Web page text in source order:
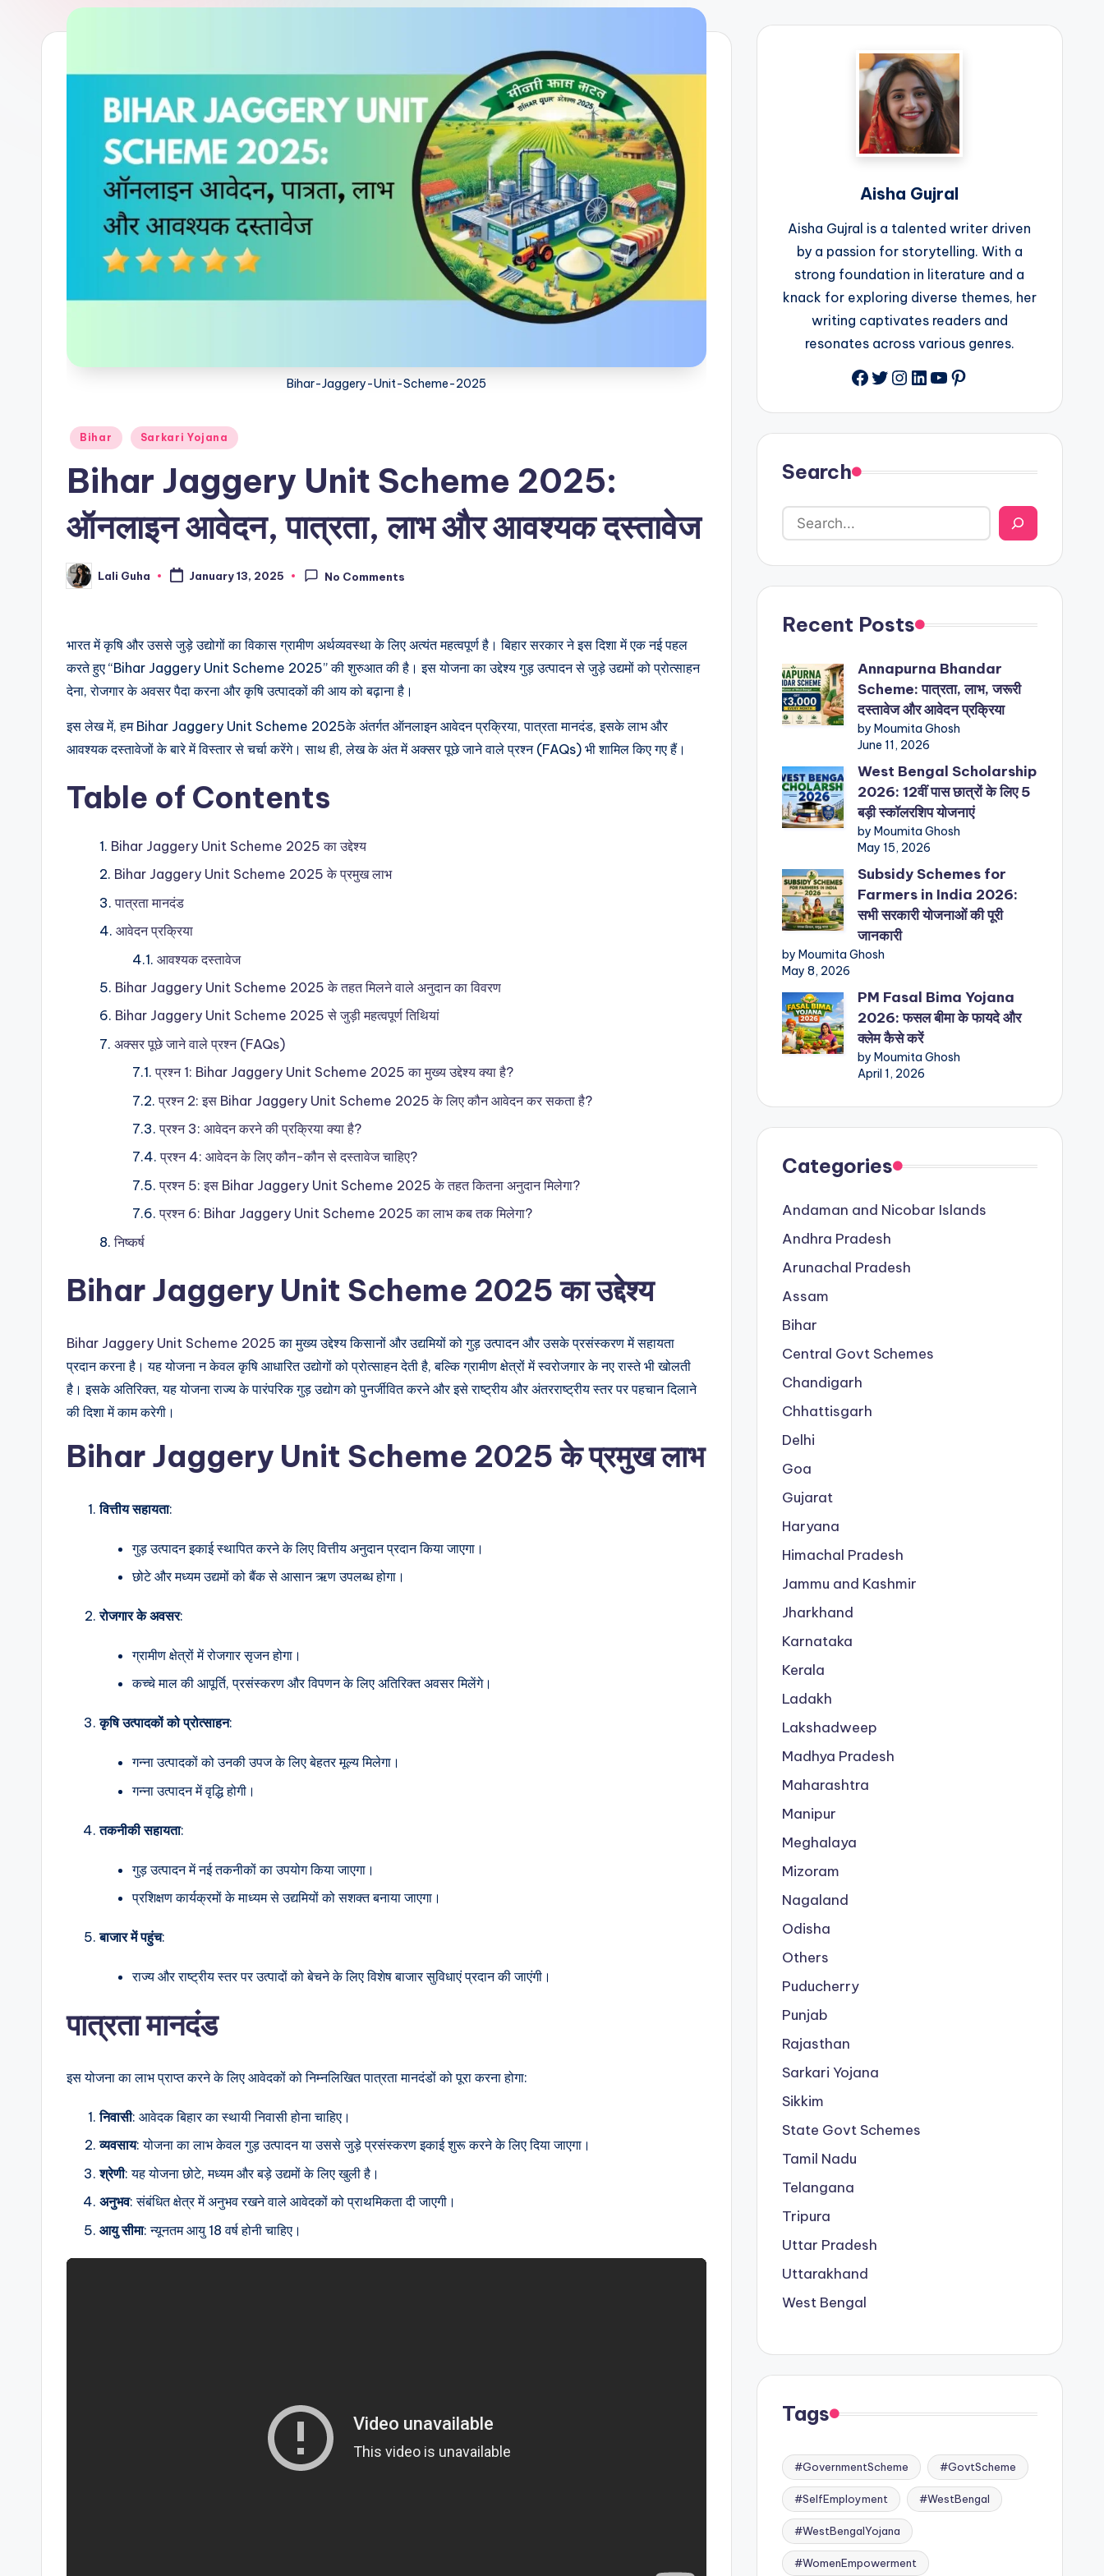
Bihar-Jaggery-Unit-Scheme-2025
Posted
Bihar Sarkari Yojana
Bihar Jaggery Unit Scheme 2025:
ऑनलाइन आवेदन, पात्रता, लाभ और आवश्यक दस्तावेज
Posted
by
Lali Guha January 13, 2025 No Comments
भारत में कृषि और उससे जुड़े उद्योगों का विकास ग्रामीण अर्थव्यवस्था के लिए अत्यंत महत्वपूर्ण है। बिहार सरकार ने इस दिशा में एक नई पहल
करते हुए “Bihar Jaggery Unit Scheme 2025” की शुरुआत की है। इस योजना का उद्देश्य गुड़ उत्पादन से जुड़े उद्यमों को प्रोत्साहन
देना, रोजगार के अवसर पैदा करना और कृषि उत्पादकों की आय को बढ़ाना है।
इस लेख में, हम Bihar Jaggery Unit Scheme 2025के अंतर्गत ऑनलाइन आवेदन प्रक्रिया, पात्रता मानदंड, इसके लाभ और
आवश्यक दस्तावेजों के बारे में विस्तार से चर्चा करेंगे। साथ ही, लेख के अंत में अक्सर पूछे जाने वाले प्रश्न (FAQs) भी शामिल किए गए हैं।
Table of Contents
Bihar Jaggery Unit Scheme 2025 का उद्देश्य
Bihar Jaggery Unit Scheme 2025 के प्रमुख लाभ
पात्रता मानदंड
आवेदन प्रक्रिया
आवश्यक दस्तावेज
Bihar Jaggery Unit Scheme 2025 के तहत मिलने वाले अनुदान का विवरण
Bihar Jaggery Unit Scheme 2025 से जुड़ी महत्वपूर्ण तिथियां
अक्सर पूछे जाने वाले प्रश्न (FAQs)
प्रश्न 1: Bihar Jaggery Unit Scheme 2025 का मुख्य उद्देश्य क्या है?
प्रश्न 2: इस Bihar Jaggery Unit Scheme 2025 के लिए कौन आवेदन कर सकता है?
प्रश्न 3: आवेदन करने की प्रक्रिया क्या है?
प्रश्न 4: आवेदन के लिए कौन-कौन से दस्तावेज चाहिए?
प्रश्न 5: इस Bihar Jaggery Unit Scheme 2025 के तहत कितना अनुदान मिलेगा?
प्रश्न 6: Bihar Jaggery Unit Scheme 2025 का लाभ कब तक मिलेगा?
निष्कर्ष
Bihar Jaggery Unit Scheme 2025 का उद्देश्य
Bihar Jaggery Unit Scheme 2025का मुख्य उद्देश्य किसानों और उद्यमियों को गुड़ उत्पादन और उसके प्रसंस्करण में सहायता
प्रदान करना है। यह योजना न केवल कृषि आधारित उद्योगों को प्रोत्साहन देती है, बल्कि ग्रामीण क्षेत्रों में स्वरोजगार के नए रास्ते भी खोलती
है। इसके अतिरिक्त, यह योजना राज्य के पारंपरिक गुड़ उद्योग को पुनर्जीवित करने और इसे राष्ट्रीय और अंतरराष्ट्रीय स्तर पर पहचान दिलाने
की दिशा में काम करेगी।
Bihar Jaggery Unit Scheme 2025 के प्रमुख लाभ
वित्तीय सहायता:
गुड़ उत्पादन इकाई स्थापित करने के लिए वित्तीय अनुदान प्रदान किया जाएगा।
छोटे और मध्यम उद्यमों को बैंक से आसान ऋण उपलब्ध होगा।
रोजगार के अवसर:
ग्रामीण क्षेत्रों में रोजगार सृजन होगा।
कच्चे माल की आपूर्ति, प्रसंस्करण और विपणन के लिए अतिरिक्त अवसर मिलेंगे।
कृषि उत्पादकों को प्रोत्साहन:
गन्ना उत्पादकों को उनकी उपज के लिए बेहतर मूल्य मिलेगा।
गन्ना उत्पादन में वृद्धि होगी।
तकनीकी सहायता:
गुड़ उत्पादन में नई तकनीकों का उपयोग किया जाएगा।
प्रशिक्षण कार्यक्रमों के माध्यम से उद्यमियों को सशक्त बनाया जाएगा।
बाजार में पहुंच:
राज्य और राष्ट्रीय स्तर पर उत्पादों को बेचने के लिए विशेष बाजार सुविधाएं प्रदान की जाएंगी।
पात्रता मानदंड
इस योजना का लाभ प्राप्त करने के लिए आवेदकों को निम्नलिखित पात्रता मानदंडों को पूरा करना होगा:
निवासी: आवेदक बिहार का स्थायी निवासी होना चाहिए।
व्यवसाय: योजना का लाभ केवल गुड़ उत्पादन या उससे जुड़े प्रसंस्करण इकाई शुरू करने के लिए दिया जाएगा।
श्रेणी: यह योजना छोटे, मध्यम और बड़े उद्यमों के लिए खुली है।
अनुभव: संबंधित क्षेत्र में अनुभव रखने वाले आवेदकों को प्राथमिकता दी जाएगी।
आयु सीमा: न्यूनतम आयु 18 वर्ष होनी चाहिए।
Aisha Gujral
Aisha Gujral is a talented writer driven
by a passion for storytelling. With a
strong foundation in literature and a
knack for exploring diverse themes, her
writing captivates readers and
resonates across various genres.
Facebook
Twitter
Instagram
LinkedIn
YouTube
Pinterest
Search
Recent Posts
Annapurna Bhandar
Scheme: पात्रता, लाभ, जरूरी
दस्तावेज और आवेदन प्रक्रिया
by Moumita Ghosh
June 11, 2026
West Bengal Scholarship
2026: 12वीं पास छात्रों के लिए 5
बड़ी स्कॉलरशिप योजनाएं
by Moumita Ghosh
May 15, 2026
Subsidy Schemes for
Farmers in India 2026:
सभी सरकारी योजनाओं की पूरी
जानकारी
by Moumita Ghosh
May 8, 2026
PM Fasal Bima Yojana
2026: फसल बीमा के फायदे और
क्लेम कैसे करें
by Moumita Ghosh
April 1, 2026
Categories
Andaman and Nicobar Islands
Andhra Pradesh
Arunachal Pradesh
Assam
Bihar
Central Govt Schemes
Chandigarh
Chhattisgarh
Delhi
Goa
Gujarat
Haryana
Himachal Pradesh
Jammu and Kashmir
Jharkhand
Karnataka
Kerala
Ladakh
Lakshadweep
Madhya Pradesh
Maharashtra
Manipur
Meghalaya
Mizoram
Nagaland
Odisha
Others
Puducherry
Punjab
Rajasthan
Sarkari Yojana
Sikkim
State Govt Schemes
Tamil Nadu
Telangana
Tripura
Uttar Pradesh
Uttarakhand
West Bengal
Tags
#GovernmentScheme #GovtScheme
#SelfEmployment #WestBengal
#WestBengalYojana
#WomenEmpowerment